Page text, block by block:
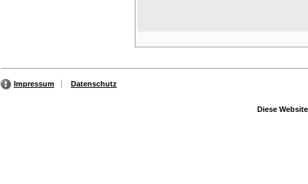
Impressum Datenschutz
Diese